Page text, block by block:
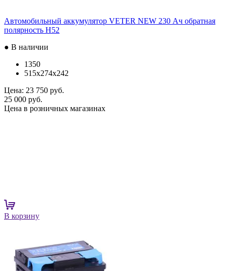
Автомобильный аккумулятор VETER NEW 230 Ач обратная
полярность H52
● В наличии
1350
515x274x242
Цена: 23 750 руб.
25 000 руб.
Цена в розничных магазинах
В корзину